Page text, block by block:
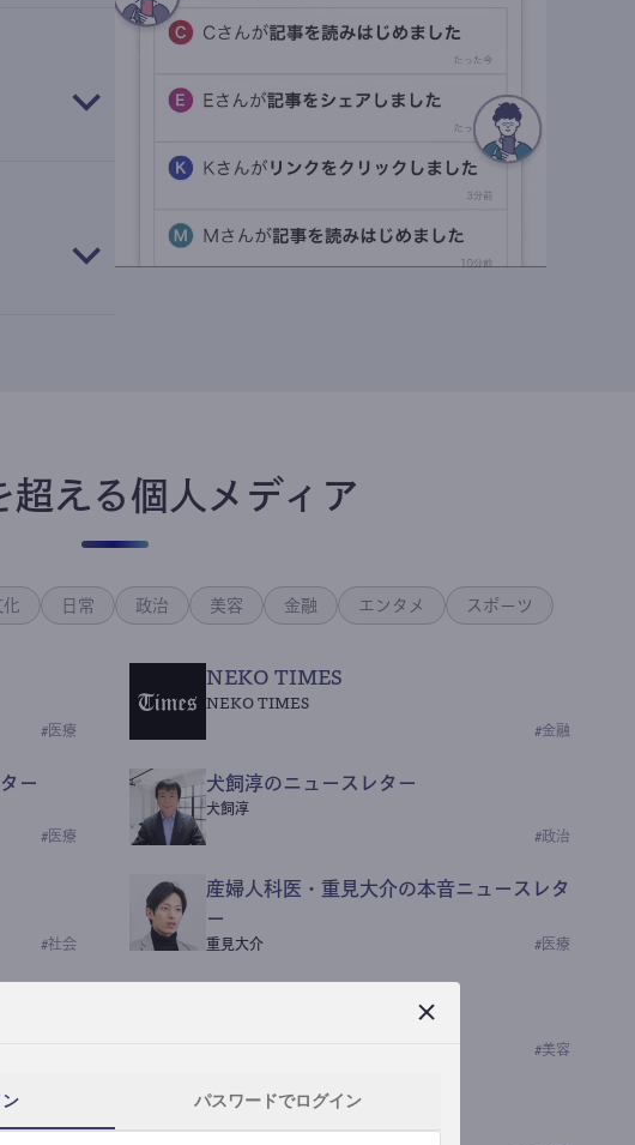
パスワードでログイン
える個人メディア
化 日常 政治 美容 金融 エンタメ スポーツ
# 医療
NEKO TIMES
NEKO TIMES
#金融
ー
# 医療
犬飼淳のニュースレター
犬飼淳
#政治
#社会
産婦人科医・重見大介の本音ニュースレタ
ー
重見大介 # 医療
なつなつ（化粧品・皮膚科学の研究者）
#美容
ｺｯｶﾗSaaS